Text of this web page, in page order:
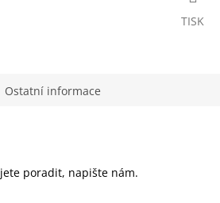
TISK
Ostatní informace
poradit, napište nám.